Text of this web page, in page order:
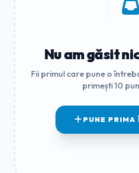
Nu am găsit
Fii primul care pune o
primești 10
PUNE PRIMA